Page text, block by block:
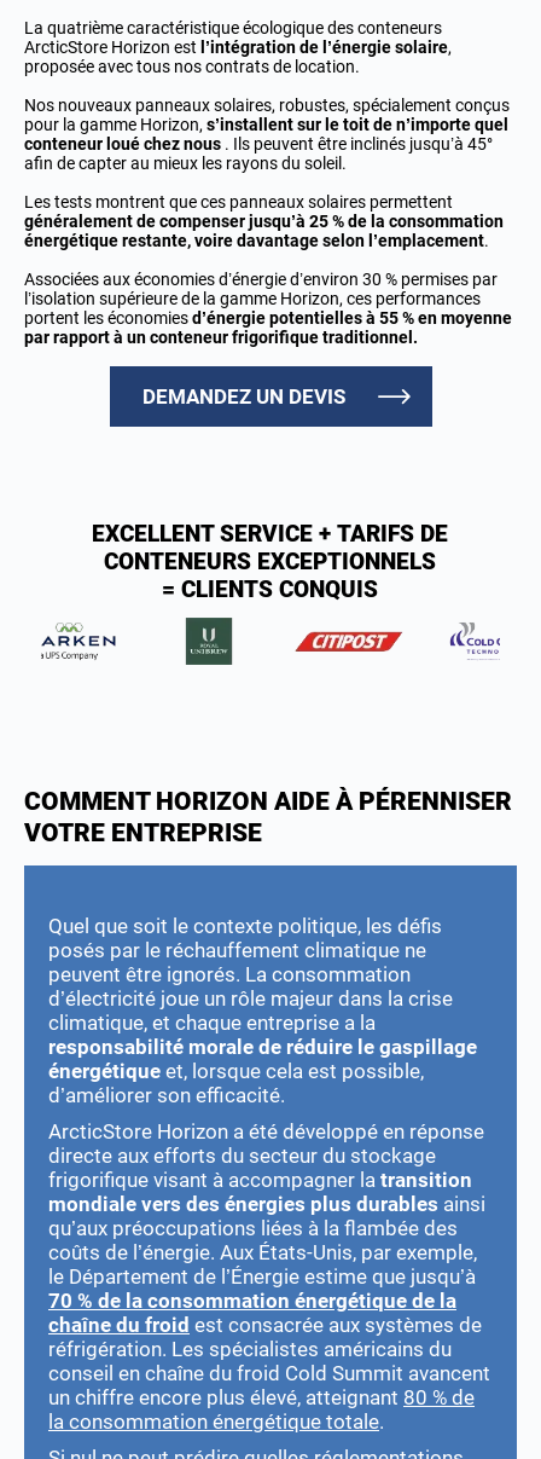
La quatrième caractéristique écologique des conteneurs
ArcticStore Horizon est l’intégration de l’énergie solaire,
proposée avec tous nos contrats de location.
Nos nouveaux panneaux solaires, robustes, spécialement conçus
pour la gamme Horizon,s’installent sur le toit de n’importe quel
conteneur loué chez nous . Ils peuvent être inclinés jusqu’à 45°
afin de capter au mieux les rayons du soleil.
Les tests montrent que ces panneaux solaires permettent
généralement de compenser jusqu’à 25 % de la consommation
énergétique restante, voire davantage selon l’emplacement.
Associées aux économies d’énergie d’environ 30 % permises par
l’isolation supérieure de la gamme Horizon, ces performances
portent les économiesd’énergie potentielles à 55 % en moyenne
par rapport à un conteneur frigorifique traditionnel.
DEMANDEZ UN DEVIS
EXCELLENT SERVICE + TARIFS DE
CONTENEURS EXCEPTIONNELS
= CLIENTS CONQUIS
COMMENT HORIZON AIDE À PÉRENNISER
VOTRE ENTREPRISE
Quel que soit le contexte politique, les défis
posés par le réchauffement climatique ne
peuvent être ignorés. La consommation
d’électricité joue un rôle majeur dans la crise
climatique, et chaque entreprise a la
responsabilité morale de réduire le gaspillage
énergétique et, lorsque cela est possible,
d’améliorer son efficacité.
ArcticStore Horizon a été développé en réponse
directe aux efforts du secteur du stockage
frigorifique visant à accompagner la transition
mondiale vers des énergies plus durables ainsi
qu’aux préoccupations liées à la flambée des
coûts de l’énergie. Aux États-Unis, par exemple,
le Département de l’Énergie estime que jusqu’à
70 % de la consommation énergétique de la
chaîne du froid est consacrée aux systèmes de
réfrigération. Les spécialistes américains du
conseil en chaîne du froid Cold Summit avancent
un chiffre encore plus élevé, atteignant 80 % de
la consommation énergétique totale.